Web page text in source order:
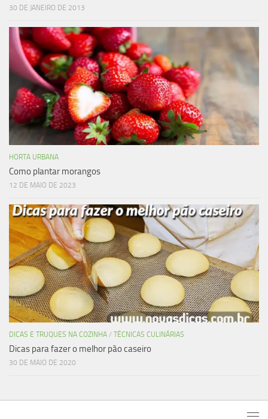
30 DE JANEIRO DE 2013
HORTA URBANA
Como plantar morangos
12 DE MAIO DE 2023
DICAS E TRUQUES NA COZINHA / TÉCNICAS CULINÁRIAS
Dicas para fazer o melhor pão caseiro
30 DE MAIO DE 2020